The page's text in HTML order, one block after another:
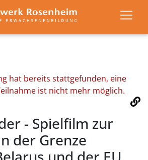
hat bereits stattgefunden, eine
ist nicht mehr möglich.
- Spielfilm zur
der Grenze